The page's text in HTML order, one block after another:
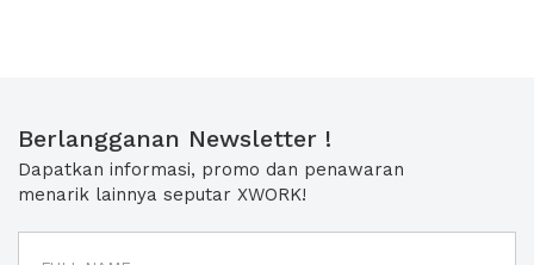
Berlangganan Newsletter !
Dapatkan informasi, promo dan penawaran
menarik lainnya seputar XWORK!